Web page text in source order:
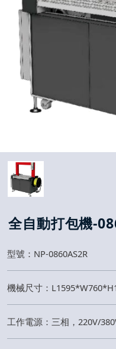
全自動打包機-
型號：NP-0860AS2R
機械尺寸：
工作電源：三相，220V/